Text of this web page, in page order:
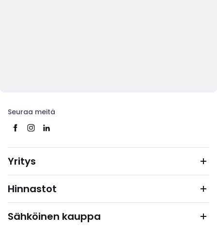
Seuraa meitä
Yritys
Hinnastot
Sähköinen kauppa